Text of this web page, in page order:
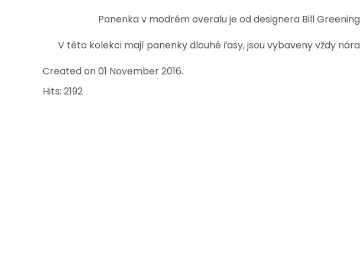
Panenka v modrém overalu je od designera Bill
V této kolekci mají panenky dlouhé řasy, jsou vybaveny vždy
Created on01 November 2016.
Hits: 2192